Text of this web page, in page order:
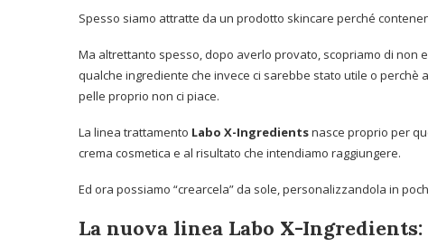
Spesso siamo attratte da un prodotto skincare perché
Ma altrettanto spesso, dopo averlo provato, scopriamo di non
qualche ingrediente che invece ci sarebbe stato utile o
pelle proprio non ci piace.
La linea trattamento Labo X-Ingredientsnasce proprio per
crema cosmetica e al risultato che intendiamo raggiungere.
Ed ora possiamo “crearcela” da sole, personalizzandola in
La nuova linea Labo X-Ingredients: